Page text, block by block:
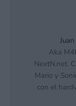
Aka
NextN.net.
Mario y
con el